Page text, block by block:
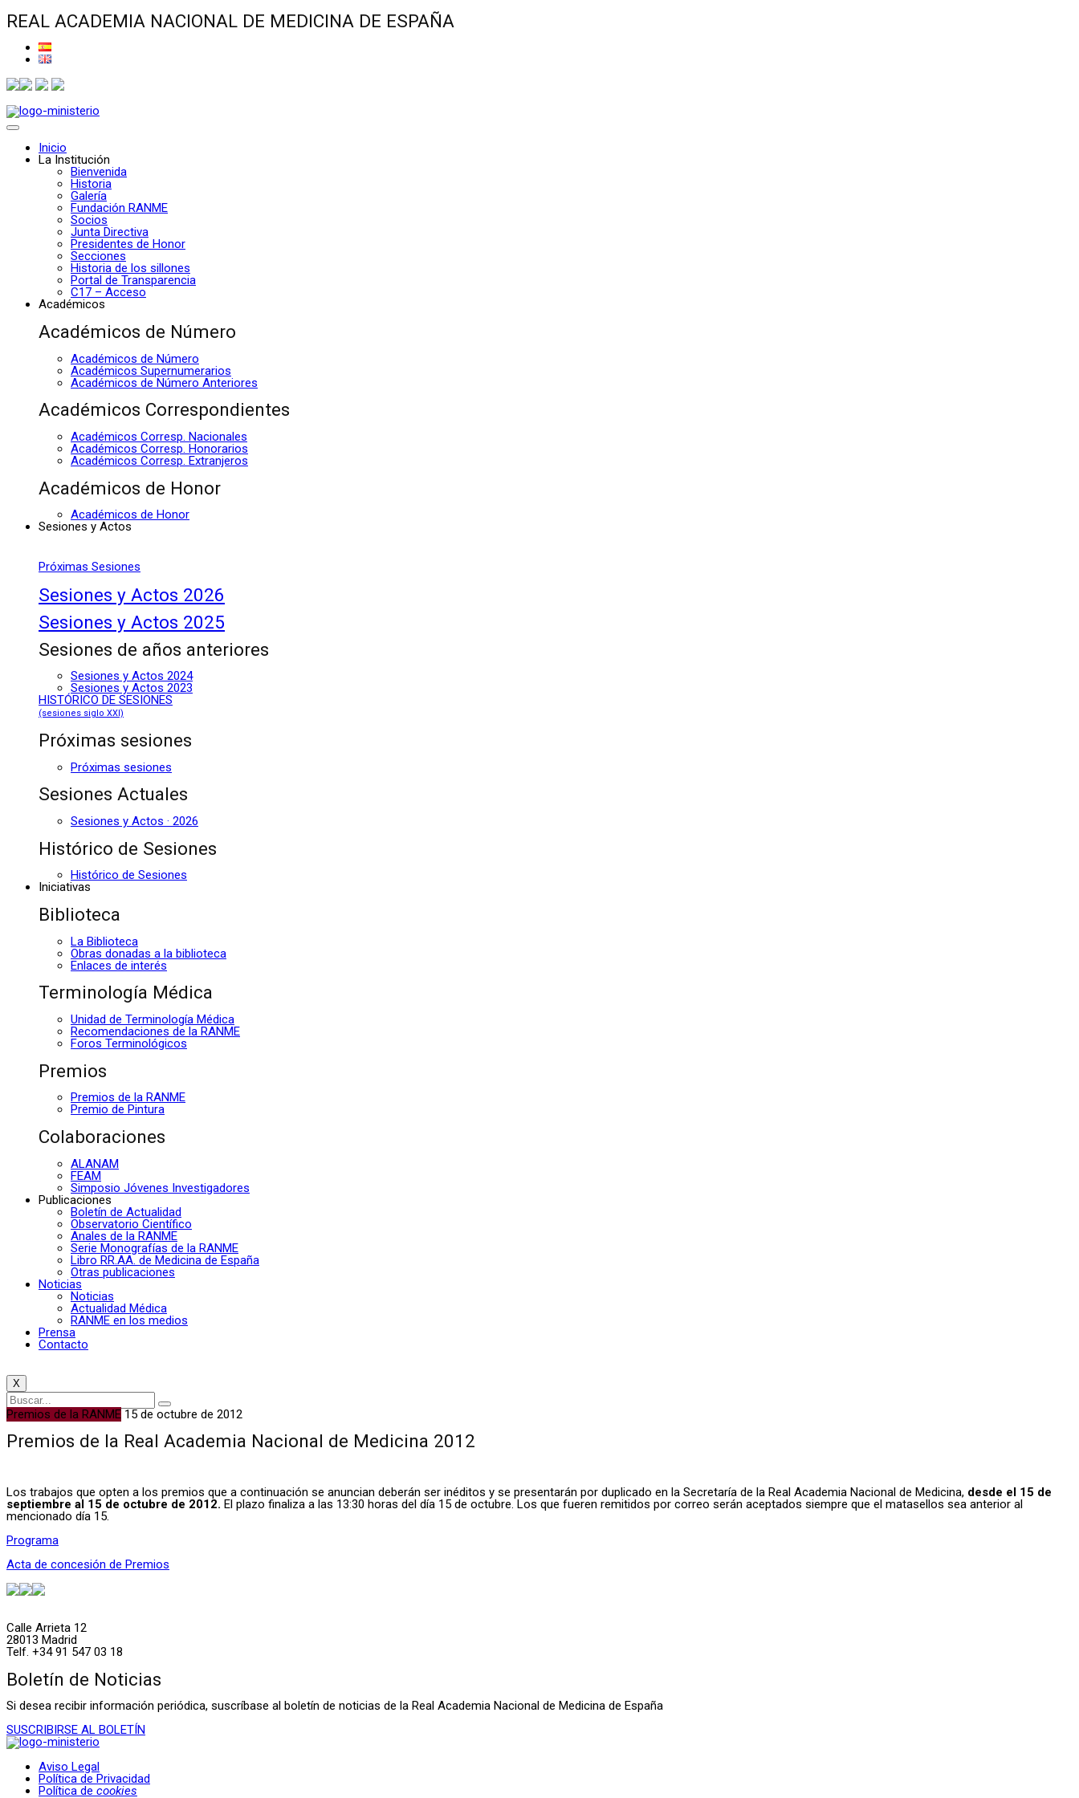
REAL ACADEMIA NACIONAL DE MEDICINA DE ESPAÑA
Inicio
La Institución
Bienvenida
Historia
Galería
Fundación RANME
Socios
Junta Directiva
Presidentes de Honor
Secciones
Historia de los sillones
Portal de Transparencia
C17 – Acceso
Académicos
Académicos de Número
Académicos de Número
Académicos Supernumerarios
Académicos de Número Anteriores
Académicos Correspondientes
Académicos Corresp. Nacionales
Académicos Corresp. Honorarios
Académicos Corresp. Extranjeros
Académicos de Honor
Académicos de Honor
Sesiones y Actos
Próximas Sesiones
Sesiones y Actos 2026
Sesiones y Actos 2025
Sesiones de años anteriores
Sesiones y Actos 2024
Sesiones y Actos 2023
HISTÓRICO DE SESIONES
(sesiones siglo XXI)
Próximas sesiones
Próximas sesiones
Sesiones Actuales
Sesiones y Actos · 2026
Histórico de Sesiones
Histórico de Sesiones
Iniciativas
Biblioteca
La Biblioteca
Obras donadas a la biblioteca
Enlaces de interés
Terminología Médica
Unidad de Terminología Médica
Recomendaciones de la RANME
Foros Terminológicos
Premios
Premios de la RANME
Premio de Pintura
Colaboraciones
ALANAM
FEAM
Simposio Jóvenes Investigadores
Publicaciones
Boletín de Actualidad
Observatorio Científico
Anales de la RANME
Serie Monografías de la RANME
Libro RR.AA. de Medicina de España
Otras publicaciones
Noticias
Noticias
Actualidad Médica
RANME en los medios
Prensa
Contacto
X
Premios de la RANME 15 de octubre de 2012
Premios de la Real Academia Nacional de Medicina 2012
Los trabajos que opten a los premios que a continuación se anuncian deberán ser inéditos y se presentarán por duplicado en la Secretaría de la Real Academia Nacional de Medicina, desde el 15 de
septiembre al 15 de octubre de 2012. El plazo finaliza a las 13:30 horas del día 15 de octubre. Los que fueren remitidos por correo serán aceptados siempre que el matasellos sea anterior al
mencionado día 15.
Programa
Acta de concesión de Premios
Calle Arrieta 12
28013 Madrid
Telf. +34 91 547 03 18
Boletín de Noticias
Si desea recibir información periódica, suscríbase al boletín de noticias de la Real Academia Nacional de Medicina de España
SUSCRIBIRSE AL BOLETÍN
Aviso Legal
Política de Privacidad
Política de cookies